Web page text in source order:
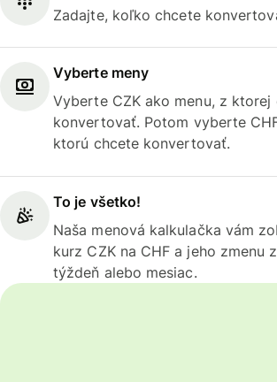
Zadajte, koľko chcete
Vyberte meny
Vyberte CZK ako menu, z ktorej
konvertovať. Potom vyberte
ktorú chcete konvertovať.
To je všetko!
Naša menová kalkulačka vám
kurz CZK na CHF a jeho zmenu
týždeň alebo mesiac.